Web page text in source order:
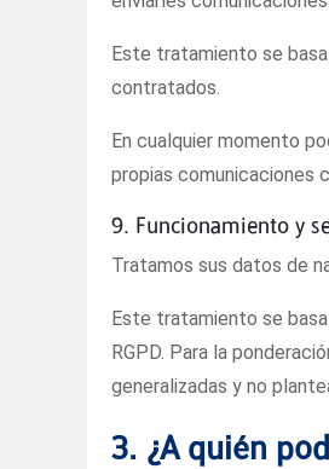
Este tratamiento se
contratados.
En cualquier momento
propias comunicaciones
9. Funcionamiento y
Tratamos sus datos de
Este tratamiento se
RGPD. Para la
generalizadas y no
3. ¿A quién